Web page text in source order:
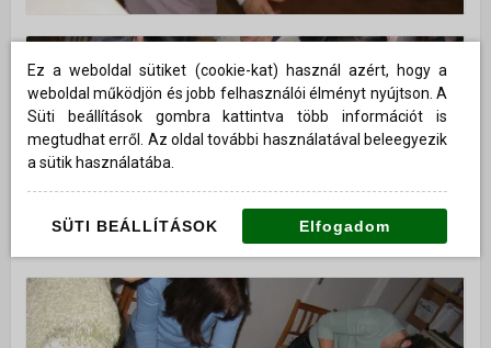
Ez a weboldal sütiket (cookie-kat) használ azért, hogy a
weboldal működjön és jobb felhasználói élményt nyújtson. A
Süti beállítások gombra kattintva több információt is
megtudhat erről. Az oldal további használatával beleegyezik
a sütik használatába.
SÜTI BEÁLLÍTÁSOK Elfogadom